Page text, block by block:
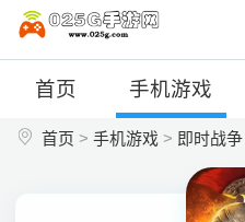
首页 手机游戏
首页 > 手机游戏> 即时战争